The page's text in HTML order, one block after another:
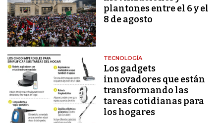
plantones entre el 6 y el
8 de agosto
TECNOLOGÍA
Los gadgets
innovadores que están
transformando las
tareas cotidianas para
los hogares